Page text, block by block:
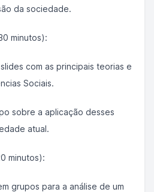
da sociedade.
minutos):
com as principais teorias e
Sociais.
sobre a aplicação desses
atual.
minutos):
grupos para a análise de um